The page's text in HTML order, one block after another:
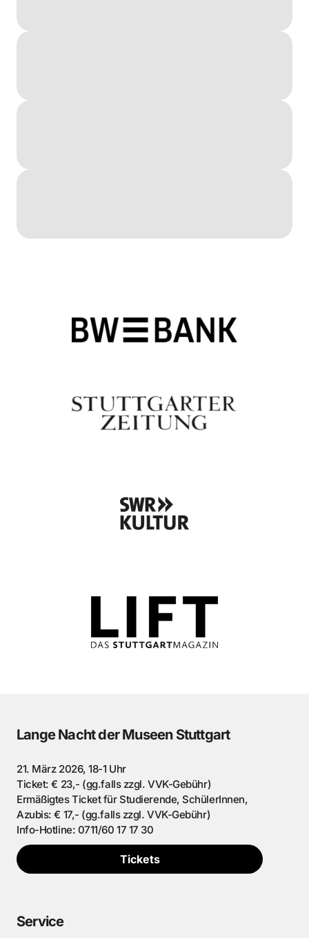
Lange Nacht der Museen Stuttgart
21. März 2026, 18-1 Uhr
Ticket: € 23,- (gg.falls zzgl. VVK-Gebühr)
Ermäßigtes Ticket für Studierende, SchülerInnen,
Azubis: € 17,- (gg.falls zzgl. VVK-Gebühr)
Info-Hotline: 0711/60 17 17 30
Tickets
Service